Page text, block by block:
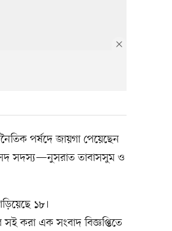
পর্ষদে জায়গা পেয়েছেন
সদস্য—নুসরাত তাবাসসুম ও
১৮।
করা এক সংবাদ বিজ্ঞপ্তিতে